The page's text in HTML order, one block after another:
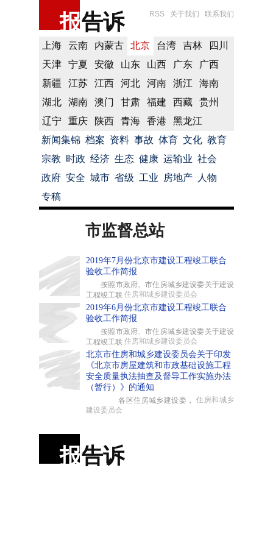
报告诉 RSS 关于我们 联系我们
上海 云南 内蒙古 北京 台湾 吉林
四川
天津
宁夏 安徽 山东 山西 广东
广西
新疆
江苏 江西 河北 河南 浙江
海南
湖北
湖南 澳门 甘肃 福建 西藏
贵州
辽宁
重庆 陕西 青海 香港
黑龙江
新闻集锦 档案 资料 事故 体育 文化 教育
宗教 时政 经济 生态 健康 运输业 社会
政府 安全 城市 省级 工业 房地产
人物
专稿
市监督总站
2019年7月份北京市建设工程竣工联合
验收工作简报
按照市政府、市住房城乡建设委关于建设
工程竣工联 住房和城乡建设委员会
2019年6月份北京市建设工程竣工联合
验收工作简报
按照市政府、市住房城乡建设委关于建设
工程竣工联 住房和城乡建设委员会
北京市住房和城乡建设委员会关于印发
《北京市房屋建筑和市政基础设施工程
安全质量执法抽查及督导工作实施办法
（暂行）》的通知
各区住房城乡建设委，住房和城乡
建设委员会
报告诉